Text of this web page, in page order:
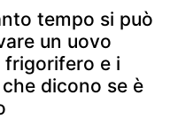
tempo si può
un uovo
frigorifero e i
dicono se è